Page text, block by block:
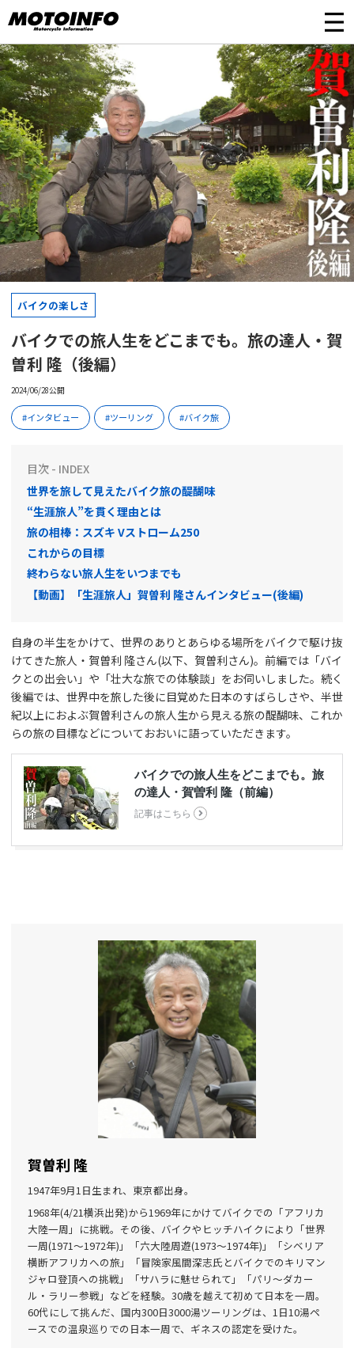
バイクの楽しさ
バイクでの旅人生をどこまでも。旅の達人・賀
曽利 隆（後編）
2024/06/28公開
インタビュー ツーリング バイク旅
目次 - INDEX
世界を旅して見えたバイク旅の醍醐味
“生涯旅人”を貫く理由とは
旅の相棒：スズキ Vストローム250
これからの目標
終わらない旅人生をいつまでも
【動画】「生涯旅人」賀曽利 隆さんインタビュー(後編)
自身の半生をかけて、世界のありとあらゆる場所をバイクで駆け抜
けてきた旅人・賀曽利 隆さん(以下、賀曽利さん)。前編では「バイ
クとの出会い」や「壮大な旅での体験談」をお伺いしました。続く
後編では、世界中を旅した後に目覚めた日本のすばらしさや、半世
紀以上におよぶ賀曽利さんの旅人生から見える旅の醍醐味、これか
らの旅の目標などについておおいに語っていただきます。
賀曽利 隆
1947年9月1日生まれ、東京都出身。
1968年(4/21横浜出発)から1969年にかけてバイクでの「アフリカ
大陸一周」に挑戦。その後、バイクやヒッチハイクにより「世界
一周(1971〜1972年)」「六大陸周遊(1973〜1974年)」「シベリア
横断アフリカへの旅」「冒険家風間深志氏とバイクでのキリマン
ジャロ登頂への挑戦」「サハラに魅せられて」「パリ〜ダカー
ル・ラリー参戦」などを経験。30歳を越えて初めて日本を一周。
60代にして挑んだ、国内300日3000湯ツーリングは、1日10湯ペ
ースでの温泉巡りでの日本一周で、ギネスの認定を受けた。